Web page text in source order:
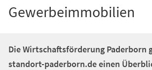
Gewerbeimmobilien
Die Wirtschaftsförderung Paderborn
standort-paderborn.de einen